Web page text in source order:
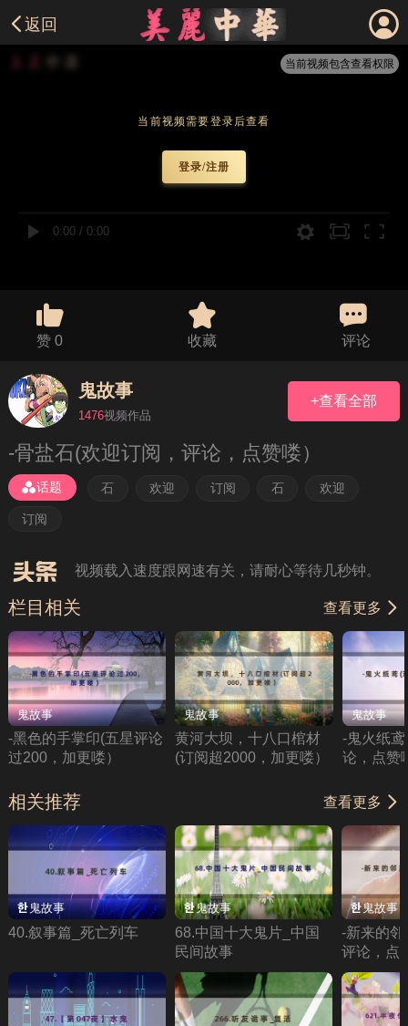
返回
当前视频包含查看权限
当前视频需要登录后查看
登录/注册
0:00 / 0:00
赞0 收藏 评论
鬼故事
1476视频作品
+查看全部
-骨盐石(欢迎订阅，评论，点赞喽）
话题 石 欢迎 订阅 石 欢迎
订阅
理性观看、勿轻信视频中的广告，如需下载请在会
员后台提交申请
视频载入速度跟网速有关，请耐心等待几秒钟。
栏目相关 查看更多
鬼故事
-黑色的手掌印(五星评论
过200，加更喽）
鬼故事
黄河大坝，十八口棺材
(订阅超2000，加更喽）
鬼故事
-鬼火纸
论，点赞
相关推荐 查看更多
鬼故事
40.叙事篇_死亡列车
鬼故事
68.中国十大鬼片_中国
民间故事
鬼故事
-新来的邻
评论，点